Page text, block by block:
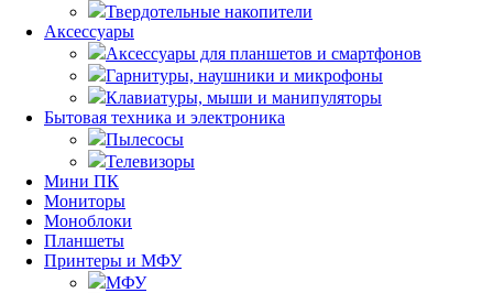
Твердотельные накопители
Аксессуары
Аксессуары для планшетов и смартфонов
Гарнитуры, наушники и микрофоны
Клавиатуры, мыши и манипуляторы
Бытовая техника и электроника
Пылесосы
Телевизоры
Мини ПК
Мониторы
Моноблоки
Планшеты
Принтеры и МФУ
МФУ